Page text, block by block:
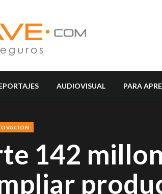
AUDIOVISUAL PARA
142